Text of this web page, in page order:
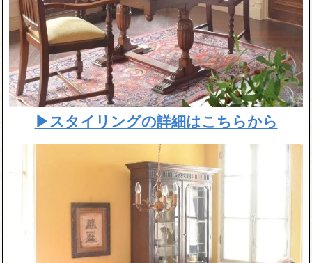
▶スタイリングの詳細はこちらから